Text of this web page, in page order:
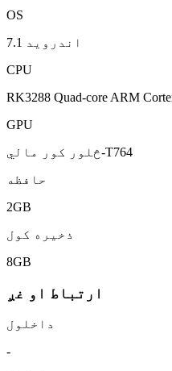
OS
اندروید 7.1
CPU
RK3288 Quad-core ARM
GPU
څلور کور مالي-T764
حافظه
2GB
ذخیره کول
8GB
ارتباط او غږ
داخلول
-